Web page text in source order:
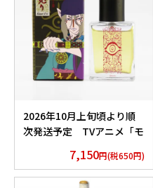
2026年10月上旬頃より順
次発送予定 TVアニメ「モ
7,150円(税650円)